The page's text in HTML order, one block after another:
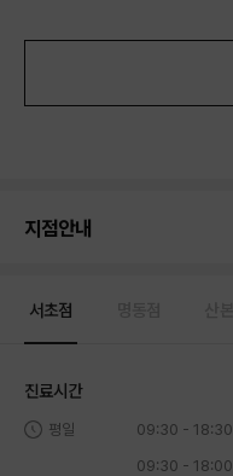
지점안내
서초점
진료시간
평일
09:30 - 18:30
09:30 - 18:00